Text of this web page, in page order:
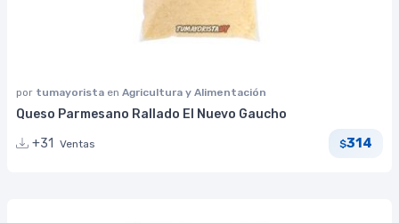
por tumayorista en Agricultura y Alimentación
Queso Parmesano Rallado El Nuevo Gaucho
+31
Ventas $314